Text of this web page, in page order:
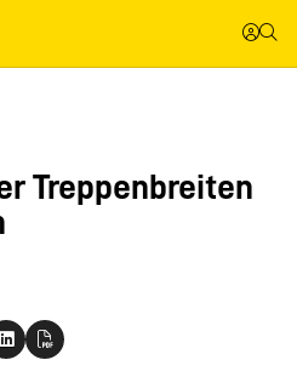
Treppenbreiten